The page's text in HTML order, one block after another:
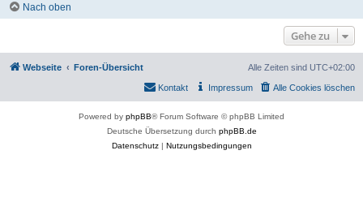
Nach oben
Gehe zu
Webseite Foren-Übersicht Alle Zeiten sind UTC+02:00
Alle Cookies löschen
Impressum
Kontakt
Powered by phpBB® Forum Software © phpBB Limited
Deutsche Übersetzung durch phpBB.de
Datenschutz| Nutzungsbedingungen